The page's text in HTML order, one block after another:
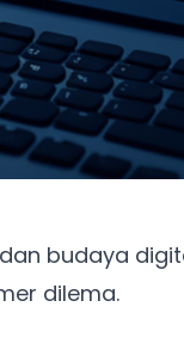
budaya
dilema.